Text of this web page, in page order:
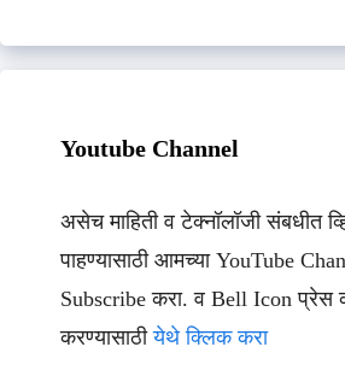
Youtube Channel
असेच माहिती व टेक्नॉलॉजी संबधीत
पाहण्यासाठी आमच्या YouTube
Subscribe करा. व Bell Icon प्रेस
करण्यासाठीयेथे क्लिक करा